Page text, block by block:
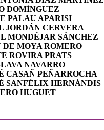
DOMÍNGUEZ
PALAU APARISI
JORDÁN CERVERA
MONDÉJAR SÁNCHEZ
MOYA ROMERO
ROVIRA PRATS
NAVARRO
CASAÑ PEÑARROCHA
SANFÉLIX HERNÁNDIS
HUGUET